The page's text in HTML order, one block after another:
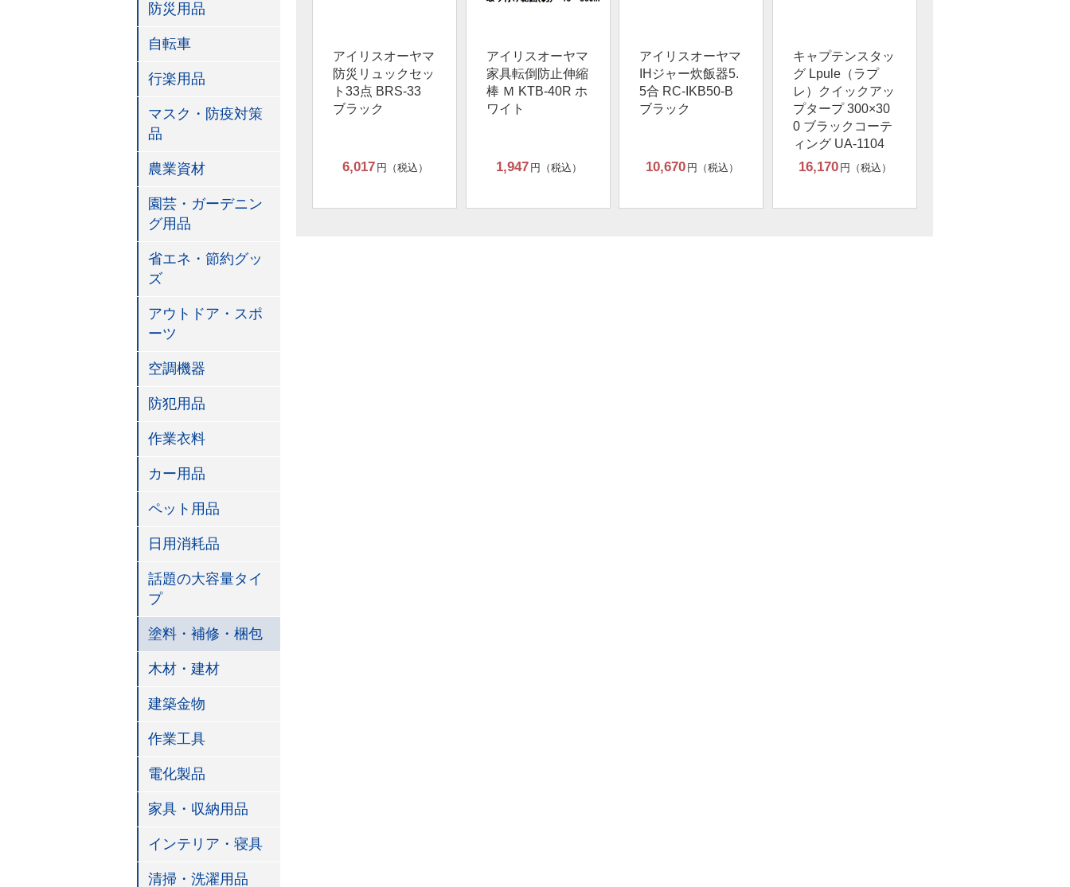
防災用品
自転車
行楽用品
マスク・防疫対策
品
農業資材
園芸・ガーデニン
グ用品
省エネ・節約グッ
ズ
アウトドア・スポ
ーツ
空調機器
防犯用品
作業衣料
カー用品
ペット用品
日用消耗品
話題の大容量タイ
プ
塗料・補修・梱包
木材・建材
建築金物
作業工具
電化製品
家具・収納用品
インテリア・寝具
清掃・洗濯用品
アイリスオーヤマ
防災リュックセッ
ト33点 BRS-33
ブラック
6,017 円（税込）
アイリスオーヤマ
家具転倒防止伸縮
棒 Ｍ KTB-40R ホ
ワイト
1,947 円（税込）
アイリスオーヤマ
IHジャー炊飯器5.
5合 RC-IKB50-B
ブラック
10,670 円（税込）
キャプテンスタッ
グ Lpule（ラプ
レ）クイックアッ
プタープ 300×30
0 ブラックコーテ
ィング UA-1104
16,170 円（税込）